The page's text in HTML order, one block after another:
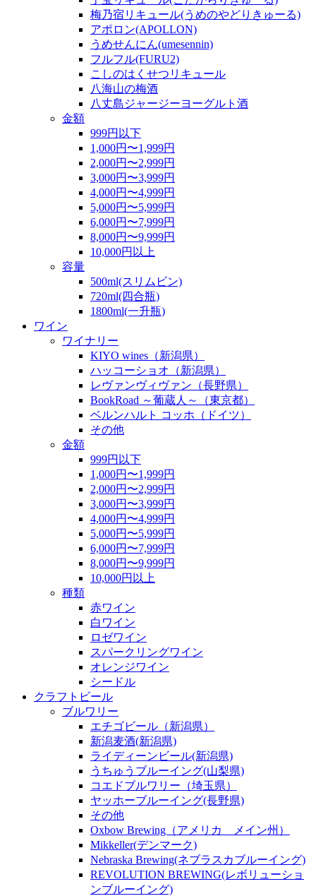
梅乃宿リキュール(うめのやどりきゅーる)
アポロン(APOLLON)
うめせんにん(umesennin)
フルフル(FURU2)
こしのはくせつリキュール
八海山の梅酒
八丈島ジャージーヨーグルト酒
金額
999円以下
1,000円〜1,999円
2,000円〜2,999円
3,000円〜3,999円
4,000円〜4,999円
5,000円〜5,999円
6,000円〜7,999円
8,000円〜9,999円
10,000円以上
容量
500ml(スリムビン)
720ml(四合瓶)
1800ml(一升瓶)
ワイン
ワイナリー
KIYO wines（新潟県）
ハッコーショオ（新潟県）
レヴァンヴィヴァン（長野県）
BookRoad ～葡蔵人～（東京都）
ベルンハルト コッホ（ドイツ）
その他
金額
999円以下
1,000円〜1,999円
2,000円〜2,999円
3,000円〜3,999円
4,000円〜4,999円
5,000円〜5,999円
6,000円〜7,999円
8,000円〜9,999円
10,000円以上
種類
赤ワイン
白ワイン
ロゼワイン
スパークリングワイン
オレンジワイン
シードル
クラフトビール
ブルワリー
エチゴビール（新潟県）
新潟麦酒(新潟県)
ライディーンビール(新潟県)
うちゅうブルーイング(山梨県)
コエドブルワリー（埼玉県）
ヤッホーブルーイング(長野県)
その他
Oxbow Brewing（アメリカ メイン州）
Mikkeller(デンマーク)
Nebraska Brewing(ネブラスカブルーイング)
REVOLUTION BREWING(レボリューショ
ンブルーイング)